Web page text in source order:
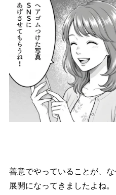
善意でやっていることが、
展開になってきましたよね。